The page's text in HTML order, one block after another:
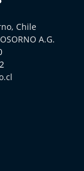
Chile
A.G.